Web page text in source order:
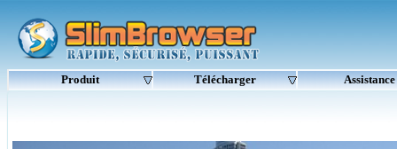
Produit Télécharger Assistance